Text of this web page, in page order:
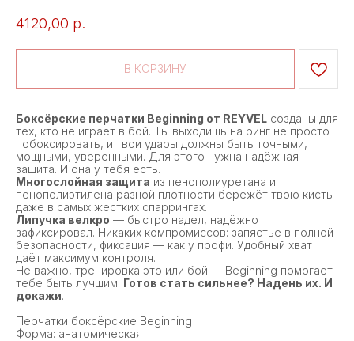
4120,00 р.
В КОРЗИНУ
Боксёрские перчатки Beginning от REYVEL созданы для
тех, кто не играет в бой. Ты выходишь на ринг не просто
побоксировать, и твои удары должны быть точными,
мощными, уверенными. Для этого нужна надёжная
защита. И она у тебя есть.
Многослойная защита из пенополиуретана и
пенополиэтилена разной плотности бережёт твою кисть
даже в самых жёстких спаррингах.
Липучка велкро — быстро надел, надёжно
зафиксировал. Никаких компромиссов: запястье в полной
безопасности, фиксация — как у профи. Удобный хват
даёт максимум контроля.
Не важно, тренировка это или бой — Beginning помогает
тебе быть лучшим. Готов стать сильнее? Надень их. И
докажи.
Перчатки боксёрские Beginning
Форма: анатомическая